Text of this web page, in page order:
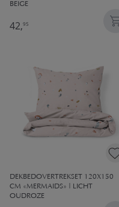
BEIGE
42,95
DEKBEDOVERTREKSET 120X150
CM «MERMAIDS» | LICHT
OUDROZE